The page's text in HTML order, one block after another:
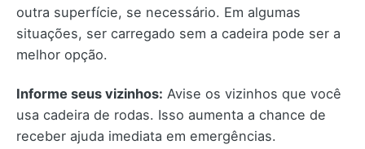
outra superfície, se necessário. Em algumas
situações, ser carregado sem a cadeira pode ser a
melhor opção.
Informe seus vizinhos: Avise os vizinhos que você
usa cadeira de rodas. Isso aumenta a chance de
receber ajuda imediata em emergências.